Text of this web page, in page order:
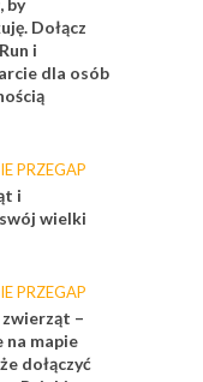
by
Dołącz
i
dla osób
PRZEGAP
i
wielki
PRZEGAP
–
na mapie
dołączyć